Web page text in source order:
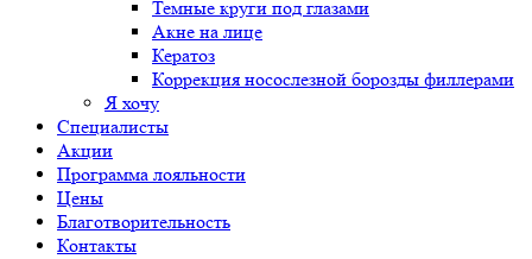
Темные круги под глазами
Акне на лице
Кератоз
Коррекция носослезной борозды филлерами
Я хочу
Специалисты
Акции
Программа лояльности
Цены
Благотворительность
Контакты